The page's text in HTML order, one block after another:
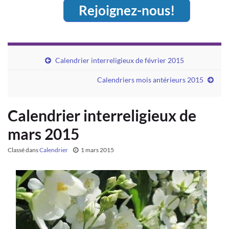
Rejoignez-nous!
Calendrier interreligieux de février 2015
Calendriers mois antérieurs 2015
Calendrier interreligieux de
mars 2015
Classé dansCalendrier 1 mars 2015